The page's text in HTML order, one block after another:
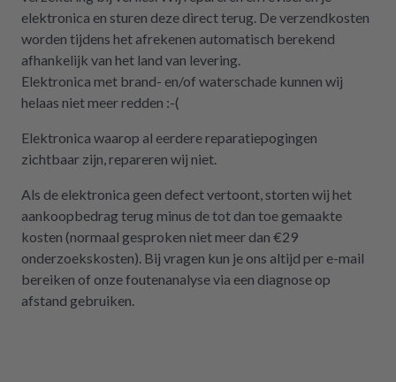
elektronica en sturen deze direct terug. De verzendkosten
worden tijdens het afrekenen automatisch berekend
afhankelijk van het land van levering.
Elektronica met brand- en/of waterschade kunnen wij
helaas niet meer redden :-(
Elektronica waarop al eerdere reparatiepogingen
zichtbaar zijn, repareren wij niet.
Als de elektronica geen defect vertoont, storten wij het
aankoopbedrag terug minus de tot dan toe gemaakte
kosten (normaal gesproken niet meer dan €29
onderzoekskosten). Bij vragen kun je ons altijd per e-mail
bereiken of onze foutenanalyse via een diagnose op
afstand gebruiken.